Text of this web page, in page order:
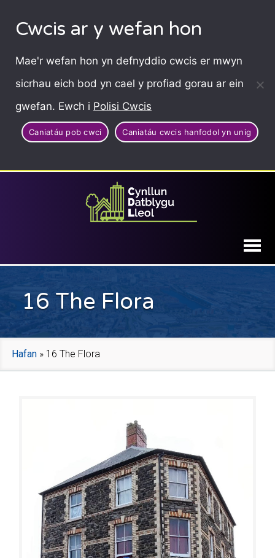
Cwcis ar y wefan hon
Mae'r wefan hon yn defnyddio cwcis er mwyn
sicrhau eich bod yn cael y profiad gorau ar ein
gwefan. Ewch i Polisi Cwcis
Caniatáu pob cwci Caniatáu cwcis hanfodol yn unig
16 The Flora
Hafan » 16 The Flora